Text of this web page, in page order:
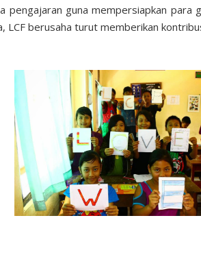
pengajaran guna mempersiapkan para
LCF berusaha turut memberikan